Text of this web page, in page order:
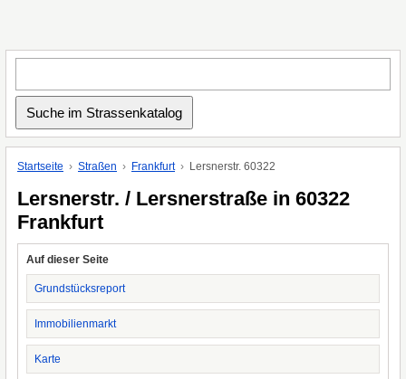
Startseite Straßen Frankfurt Lersnerstr. 60322
Lersnerstr. / Lersnerstraße in 60322
Frankfurt
Auf dieser Seite
Grundstücksreport
Immobilienmarkt
Karte